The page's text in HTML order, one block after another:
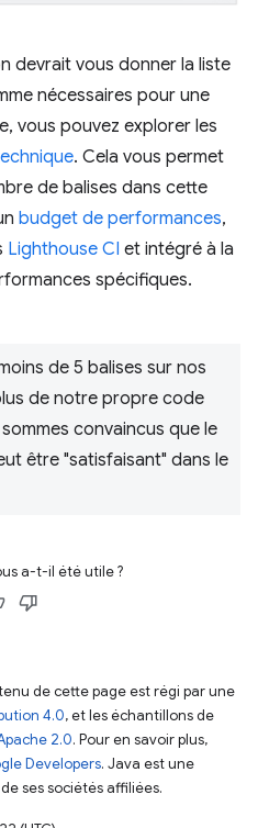
devrait vous donner la liste
nécessaires pour une
vous pouvez explorer les
. Cela vous permet
de balises dans cette
budget de performances,
Lighthouse CI et intégré à la
spécifiques.
de 5 balises sur nos
de notre propre code
convaincus que le
être "satisfaisant" dans le
a-t-il été utile ?
de cette page est régi par une
4.0, et les échantillons de
2.0. Pour en savoir plus,
Developers. Java est une
ses sociétés affiliées.